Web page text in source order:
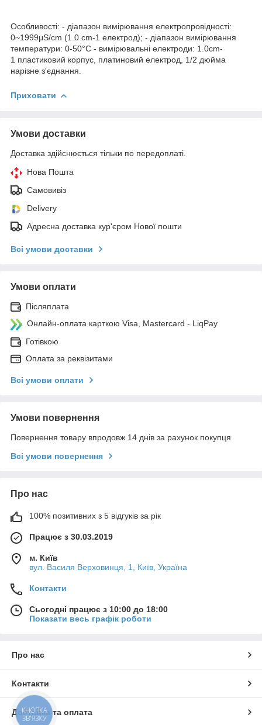
Особливості: - діапазон вимірювання електропровідності:
0~1999μS/cm (1.0 cm-1 електрод); - діапазон вимірювання
температури: 0-50°C - вимірювальні електроди: 1.0cm-
1 пластиковий корпус, платиновий електрод, 1/2 дюйма
нарізне з'єднання.
Приховати
Умови доставки
Доставка здійснюється тільки по передоплаті.
Нова Пошта
Самовивіз
Delivery
Адресна доставка кур'єром Нової пошти
Всі умови доставки
Умови оплати
Післяплата
Онлайн-оплата карткою Visa, Mastercard - LiqPay
Готівкою
Оплата за реквізитами
Всі умови оплати
Умови повернення
Повернення товару впродовж 14 днів за рахунок покупця
Всі умови повернення
Про нас
100% позитивних з 5 відгуків за рік
Працює з 30.03.2019
м. Київ
вул. Василя Верховинця, 1, Київ, Україна
Контакти
Сьогодні працює з 10:00 до 18:00
Показати весь графік роботи
Про нас
Контакти
Доставка та оплата
КНОПКА
ЗВ'ЯЗКУ